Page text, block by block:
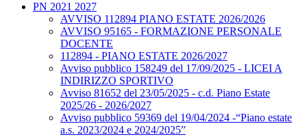
PN 2021 2027
AVVISO 112894 PIANO ESTATE 2026/2026
AVVISO 95165 - FORMAZIONE PERSONALE
DOCENTE
112894 - PIANO ESTATE 2026/2027
Avviso pubblico 158249 del 17/09/2025 - LICEI A
INDIRIZZO SPORTIVO
Avviso 81652 del 23/05/2025 - c.d. Piano Estate
2025/26 - 2026/2027
Avviso pubblico 59369 del 19/04/2024 -“Piano estate
a.s. 2023/2024 e 2024/2025”